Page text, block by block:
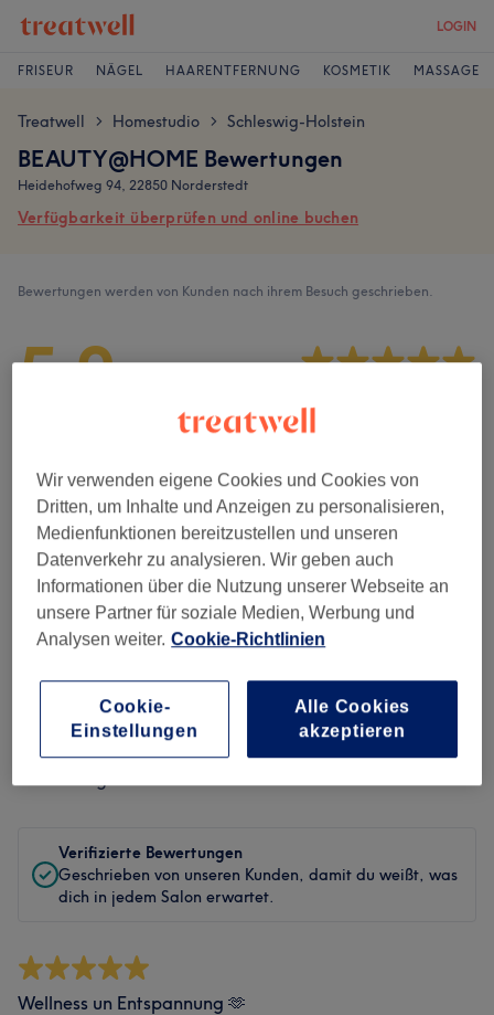
LOGIN
FRISEUR NÄGEL HAARENTFERNUNG KOSMETIK MASSAGE
Treatwell > Homestudio > Schleswig-Holstein
BEAUTY@HOME Bewertungen
Heidehofweg 94, 22850 Norderstedt
Verfügbarkeit überprüfen und online buchen
Bewertungen werden von Kunden nach ihrem Besuch geschrieben.
5,0
Sauberkeit
Service
Bewertungen filtern
Behandlung Alle Bewertungen
Verifizierte Bewertungen
Geschrieben von unseren Kunden, damit du weißt, was
dich in jedem Salon erwartet.
Wellness un Entspannung 🫶
Wir verwenden eigene Cookies und Cookies von
Dritten, um Inhalte und Anzeigen zu personalisieren,
Medienfunktionen bereitzustellen und unseren
Datenverkehr zu analysieren. Wir geben auch
Informationen über die Nutzung unserer Webseite an
unsere Partner für soziale Medien, Werbung und
Analysen weiter. Cookie-Richtlinien
Cookie-
Einstellungen
Alle Cookies
akzeptieren